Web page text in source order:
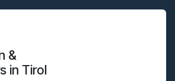
&
in Tirol